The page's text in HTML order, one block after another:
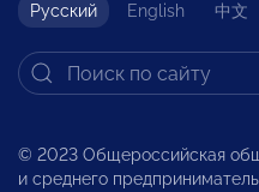
Русский English 中文
© 2023 Общероссийская
и среднего